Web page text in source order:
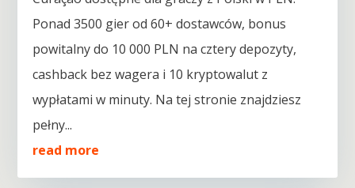
Ponad 3500 gier od 60+ dostawców, bonus
powitalny do 10 000 PLN na cztery depozyty,
cashback bez wagera i 10 kryptowalut z
wypłatami w minuty. Na tej stronie znajdziesz
pełny...
read more